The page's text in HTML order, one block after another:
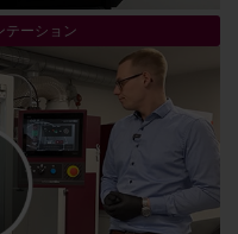
テーション